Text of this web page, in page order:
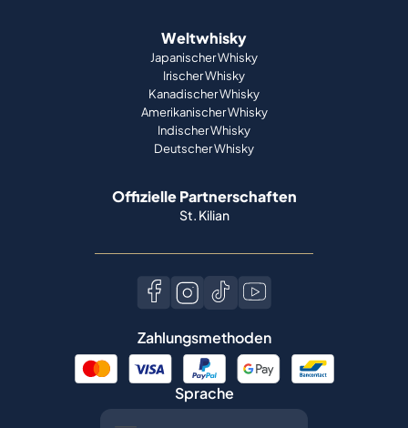
Weltwhisky
Japanischer Whisky
Irischer Whisky
Kanadischer Whisky
Amerikanischer Whisky
Indischer Whisky
Deutscher Whisky
Offizielle Partnerschaften
St. Kilian
Zahlungsmethoden
Sprache